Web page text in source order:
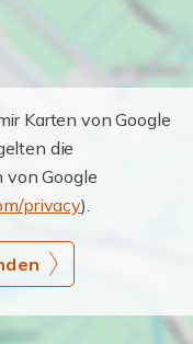
Karten von Google
die
Google
privacy).